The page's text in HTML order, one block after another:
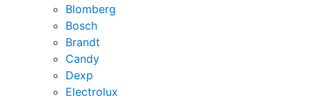
Blomberg
Bosch
Brandt
Candy
Dexp
Electrolux